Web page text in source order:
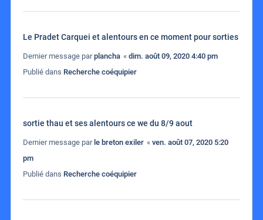
Le Pradet Carquei et alentours en ce moment pour sorties
Dernier message parplancha « dim. août 09, 2020 4:40 pm
Publié dans Recherche coéquipier
sortie thau et ses alentours ce we du 8/9 aout
Dernier message par le breton exiler « ven. août 07, 2020 5:20
pm
Publié dans Recherche coéquipier